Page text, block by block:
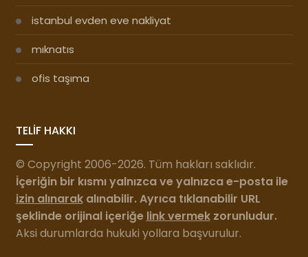
istanbul evden eve nakliyat
mıknatıs
ofis taşıma
TELİF HAKKI
© Copyright 2006-2026. Tüm hakları saklıdır.
İçeriğin bir kısmı yalnızca ve yalnızca e-posta ile
izin alınarakalınabilir. Ayrıca tıklanabilir URL
şeklinde orijinal içeriğe link vermekzorunludur.
Aksi durumlarda hukuki yollara başvurulur.